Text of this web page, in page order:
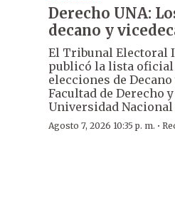
Derecho UNA:
decano y
El Tribunal Electoral
publicó la lista oficial
elecciones de
Facultad de Derecho
Universidad Nacional
Agosto 7, 2026 10:35 p. m. ·